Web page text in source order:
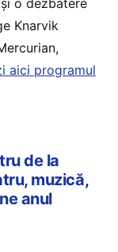
o dezbatere
Knarvik
aici programul
de la
muzică,
anul